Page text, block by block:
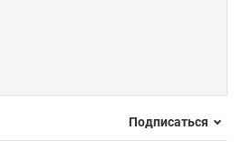
Подписаться